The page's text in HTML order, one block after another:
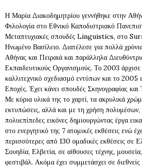
Η Μαρία Διακοδημητρίου γεννήθηκε στην
Φιλολογία στο Εθνικό Καποδιστριακό
Μεταπτυχιακές σπουδές Linguistics, στο
Ηνωμένο Βασίλειο. Διατέλεσε για πολλά
Αθήνας και Πειραιά και παράλληλα
Εκπαιδευτικούς Οργανισμούς. Το 2003 άρχισε
καλλιτεχνικό σχεδιασμό εντύπων και το 2005
Εποχές. Έχει κάνει σπουδές Σκηνογραφίας
Με κύρια υλικά της το χαρτί, τα ακρυλικά
εκτυπώσεις, αλλά και με τη χρήση πολυμέσων,
πολυεπίπεδες εικόνες δημιουργώντας έργα
στο ενεργητικό της 7 ατομικές εκθέσεις ενώ
περισσότερες από 130 ομαδικές εκθέσεις σε
Σουηδία, Ελβετία, σε αίθουσες τέχνης,
φεστιβάλ. Ακόμα έχει συμμετάσχει σε